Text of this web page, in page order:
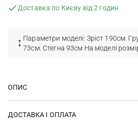
Доставка по Києву від 2 годин
Параметри моделі: Зріст 190см.
73см. Стегна 93см На моделі
ОПИС
ДОСТАВКА І ОПЛАТА